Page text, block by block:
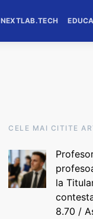
NEXTLAB.TECH
CELE MAI CITITE
la
8.70 /